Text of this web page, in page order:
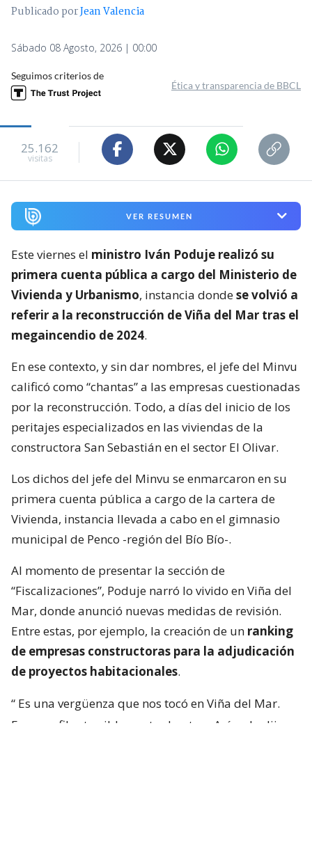
Publicado porJean Valencia
Sábado 08 Agosto, 2026 | 00:00
Seguimos criterios de
Ética y transparencia de BBCL
25.162
visitas
VER RESUMEN
Este viernes el ministro Iván Poduje realizó su
primera cuenta pública a cargo del Ministerio de
Vivienda y Urbanismo, instancia dondese volvió a
referir a la reconstrucción de Viña del Mar tras el
megaincendio de 2024.
En ese contexto, y sin dar nombres, el jefe del Minvu
calificó como “chantas” a las empresas cuestionadas
por la reconstrucción. Todo, a días del inicio de los
peritajes especializados en las viviendas de la
constructora San Sebastián en el sector El Olivar.
Los dichos del jefe del Minvu se enmarcaron en su
primera cuenta pública a cargo de la cartera de
Vivienda, instancia llevada a cabo en el gimnasio
municipal de Penco -región del Bío Bío-.
Al momento de presentar la sección de
“Fiscalizaciones”, Poduje narró lo vivido en Viña del
Mar, donde anunció nuevas medidas de revisión.
Entre estas, por ejemplo, la creación de un ranking
de empresas constructoras para la adjudicación
de proyectos habitacionales.
“ Es una vergüenza que nos tocó en Viña del Mar.
Eran perfiles terriblemente chantas
. Así yo lo dije.